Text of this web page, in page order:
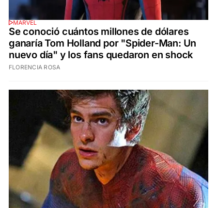
MARVEL
Se conoció cuántos millones de dólares
ganaría Tom Holland por "Spider-Man: Un
nuevo día" y los fans quedaron en shock
FLORENCIA ROSA